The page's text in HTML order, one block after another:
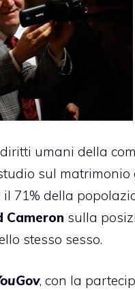
umani della
sul matrimonio
71% della
Cameron sulla
stesso sesso.
, con la